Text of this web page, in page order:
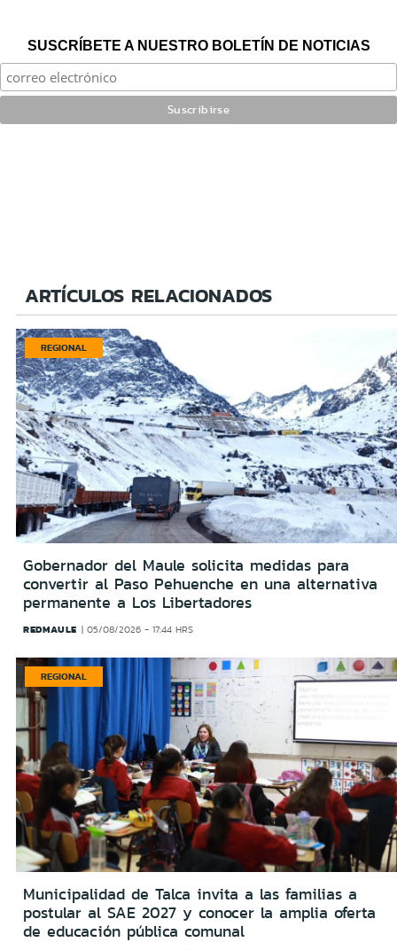
SUSCRÍBETE A NUESTRO BOLETÍN DE NOTICIAS
ARTÍCULOS RELACIONADOS
REGIONAL
Gobernador del Maule solicita medidas para
convertir al Paso Pehuenche en una alternativa
permanente a Los Libertadores
REDMAULE 05/08/2026 - 17:44 HRS
REGIONAL
Municipalidad de Talca invita a las familias a
postular al SAE 2027 y conocer la amplia oferta
de educación pública comunal